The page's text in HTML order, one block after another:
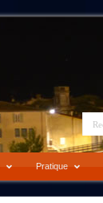
Pratique